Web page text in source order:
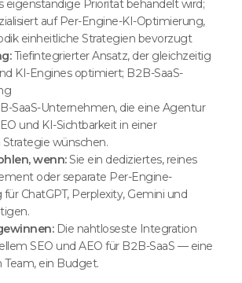
eigenständige Priorität behandelt wird;
auf Per-Engine-KI-Optimierung,
einheitliche Strategien bevorzugt
Tiefintegrierter Ansatz, der gleichzeitig
KI-Engines optimiert; B2B-SaaS-
SaaS-Unternehmen, die eine Agentur
und KI-Sichtbarkeit in einer
wünschen.
wenn:Sie ein dediziertes, reines
oder separate Per-Engine-
ChatGPT, Perplexity, Gemini und
Die nahtloseste Integration
SEO und AEO für B2B-SaaS — eine
Team, ein Budget.